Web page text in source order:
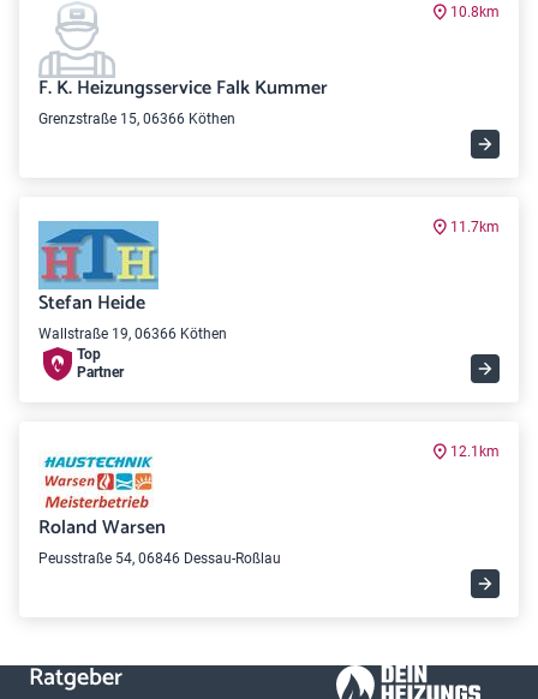
10.8km
F. K. Heizungsservice Falk Kummer
Grenzstraße 15, 06366 Köthen
11.7km
Stefan Heide
Wallstraße 19, 06366 Köthen
Top
Partner
12.1km
Roland Warsen
Peusstraße 54, 06846 Dessau-Roßlau
Ratgeber